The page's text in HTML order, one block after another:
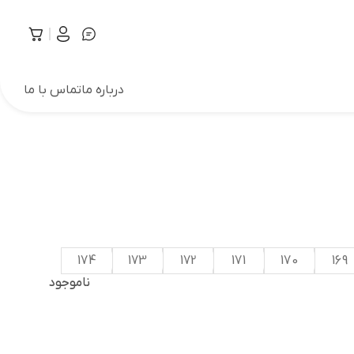
درباره ماتماس با ما
169
170
171
172
173
174
ناموجود